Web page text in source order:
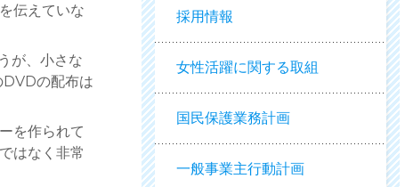
伝えていな
が、小さな
DVDの配布は
を作られて
はなく非常
採用情報
女性活躍に関する取組
国民保護業務計画
一般事業主行動計画